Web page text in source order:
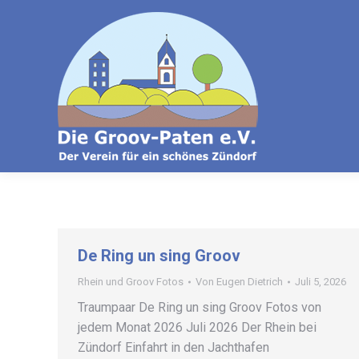
De Ring un sing Groov
Rhein und Groov Fotos Von Eugen Dietrich Juli 5, 2026
Traumpaar De Ring un sing Groov Fotos von
jedem Monat 2026 Juli 2026 Der Rhein bei
Zündorf Einfahrt in den Jachthafen